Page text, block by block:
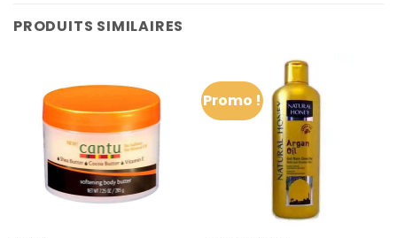
PRODUITS SIMILAIRES
Promo !